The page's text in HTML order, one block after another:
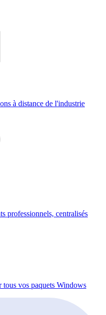
à distance de l'industrie
professionnels, centralisés
tous vos paquets Windows